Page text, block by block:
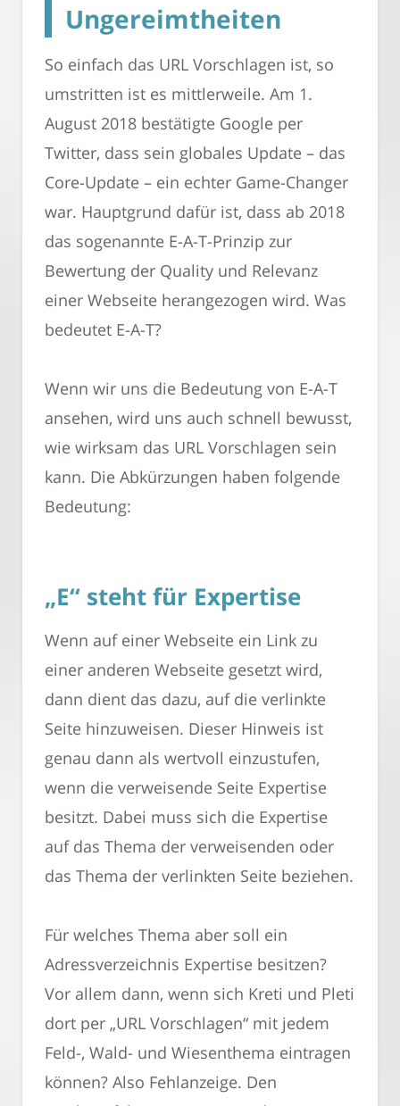
Ungereimtheiten
So einfach das URL Vorschlagen ist, so
umstritten ist es mittlerweile. Am 1.
August 2018 bestätigte Google per
Twitter, dass sein globales Update – das
Core-Update – ein echter Game-Changer
war. Hauptgrund dafür ist, dass ab 2018
das sogenannte E-A-T-Prinzip zur
Bewertung der Quality und Relevanz
einer Webseite herangezogen wird. Was
bedeutet E-A-T?
Wenn wir uns die Bedeutung von E-A-T
ansehen, wird uns auch schnell bewusst,
wie wirksam das URL Vorschlagen sein
kann. Die Abkürzungen haben folgende
Bedeutung:
„E“ steht für Expertise
Wenn auf einer Webseite ein Link zu
einer anderen Webseite gesetzt wird,
dann dient das dazu, auf die verlinkte
Seite hinzuweisen. Dieser Hinweis ist
genau dann als wertvoll einzustufen,
wenn die verweisende Seite Expertise
besitzt. Dabei muss sich die Expertise
auf das Thema der verweisenden oder
das Thema der verlinkten Seite beziehen.
Für welches Thema aber soll ein
Adressverzeichnis Expertise besitzen?
Vor allem dann, wenn sich Kreti und Pleti
dort per „URL Vorschlagen“ mit jedem
Feld-, Wald- und Wiesenthema eintragen
können? Also Fehlanzeige. Den